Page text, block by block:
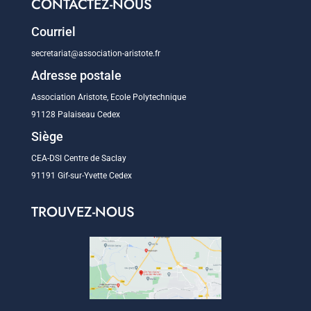
CONTACTEZ-NOUS
Courriel
secretariat@association-aristote.fr
Adresse postale
Association Aristote, Ecole Polytechnique
91128 Palaiseau Cedex
Siège
CEA-DSI Centre de Saclay
91191 Gif-sur-Yvette Cedex
TROUVEZ-NOUS